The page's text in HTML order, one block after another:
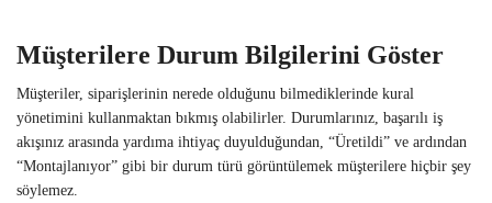
Müşterilere Durum Bilgilerini Göster
Müşteriler, siparişlerinin nerede olduğunu bilmediklerinde kural
yönetimini kullanmaktan bıkmış olabilirler. Durumlarınız, başarılı iş
akışınız arasında yardıma ihtiyaç duyulduğundan, “Üretildi” ve ardından
“Montajlanıyor” gibi bir durum türü görüntülemek müşterilere hiçbir şey
söylemez.